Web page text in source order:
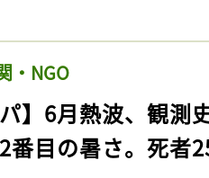
・NGO
パ】6月熱波、観
番目の暑さ。死者